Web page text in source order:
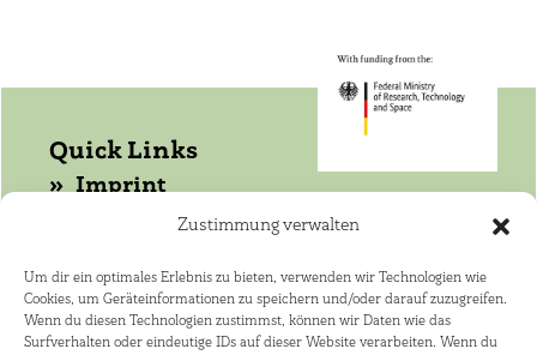
Zustimmung verwalten
Um dir ein optimales Erlebnis zu bieten, verwenden wir Technologien wie
Cookies, um Geräteinformationen zu speichern und/oder darauf zuzugreifen.
Wenn du diesen Technologien zustimmst, können wir Daten wie das
Surfverhalten oder eindeutige IDs auf dieser Website verarbeiten. Wenn du
Quick Links
Imprint
Data protection
Get in touch with WASANet!
Coordinator: Dr. Joerg Helmschrot
+264 81 141 4182 ·